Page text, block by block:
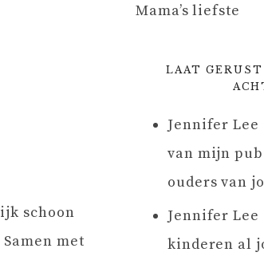
schoon
met
Mama’s liefste
LAAT
Jennifer Lee
van mijn
ouders van
Jennifer Lee
kinderen al